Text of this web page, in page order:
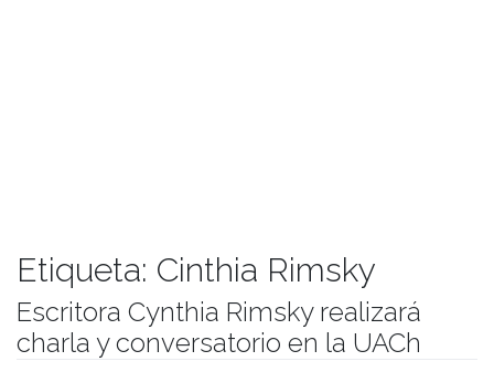
Etiqueta: Cinthia Rimsky
Escritora Cynthia Rimsky realizará
charla y conversatorio en la UACh